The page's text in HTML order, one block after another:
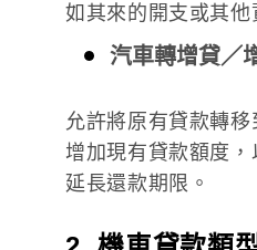
如其來的開支或其他
汽車轉增貸／
允許將原有貸款轉
增加現有貸款額度
延長還款期限。